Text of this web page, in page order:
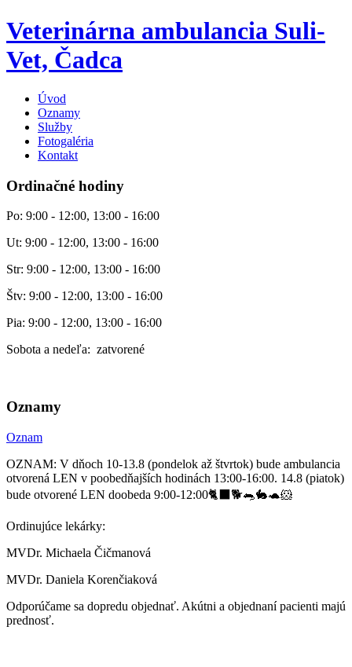
Veterinárna ambulancia Suli-
Vet, Čadca
Úvod
Oznamy
Služby
Fotogaléria
Kontakt
Ordinačné hodiny
Po: 9:00 - 12:00, 13:00 - 16:00
Ut: 9:00 - 12:00, 13:00 - 16:00
Str: 9:00 - 12:00, 13:00 - 16:00
Štv: 9:00 - 12:00, 13:00 - 16:00
Pia: 9:00 - 12:00, 13:00 - 16:00
Sobota a nedeľa: zatvorené
Oznamy
Oznam
OZNAM: V dňoch 10-13.8 (pondelok až štvrtok) bude ambulancia
otvorená LEN v poobedňajších hodinách 13:00-16:00. 14.8 (piatok)
bude otvorené LEN doobeda 9:00-12:00🐈‍⬛🐕🐀🐇🐢🐹
Ordinujúce lekárky:
MVDr. Michaela Čičmanová
MVDr. Daniela Korenčiaková
Odporúčame sa dopredu objednať. Akútni a objednaní pacienti majú
prednosť.